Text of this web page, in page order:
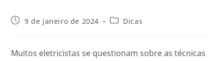
Post9 de janeiro de 2024
Categoria
Dicas
Muitos eletricistas se questionam sobre as técnicas